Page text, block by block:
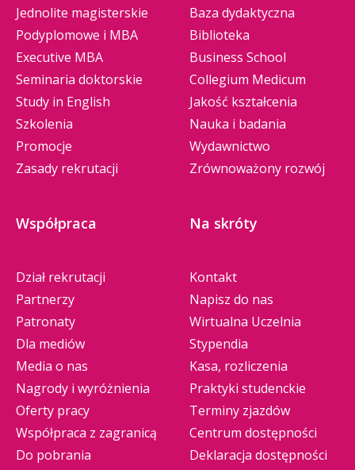
Jednolite magisterskie
Podyplomowe i MBA
Executive MBA
Seminaria doktorskie
Study in English
Szkolenia
Promocje
Zasady rekrutacji
Baza dydaktyczna
Biblioteka
Business School
Collegium Medicum
Jakość kształcenia
Nauka i badania
Wydawnictwo
Zrównoważony rozwój
Współpraca
Dział rekrutacji
Partnerzy
Patronaty
Dla mediów
Media o nas
Nagrody i wyróżnienia
Oferty pracy
Współpraca z zagranicą
Do pobrania
Na skróty
Kontakt
Napisz do nas
Wirtualna Uczelnia
Stypendia
Kasa, rozliczenia
Praktyki studenckie
Terminy zjazdów
Centrum dostępności
Deklaracja dostępności